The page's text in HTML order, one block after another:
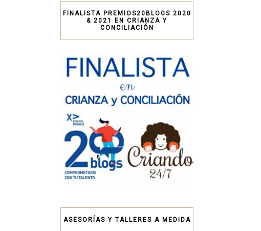
FINALISTA PREMIOS20BLOGS 2020
& 2021 EN CRIANZA Y
CONCILIACIÓN
ASESORÍAS Y TALLERES A MEDIDA